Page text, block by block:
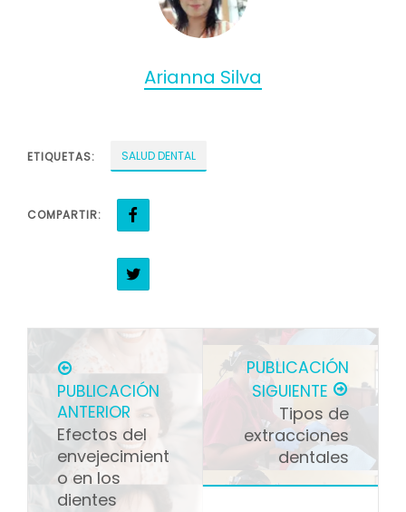
Arianna Silva
ETIQUETAS: SALUD DENTAL
COMPARTIR:
PUBLICACIÓN
ANTERIOR
Efectos del
envejecimient
o en los
dientes
PUBLICACIÓN
SIGUIENTE
Tipos de
extracciones
dentales